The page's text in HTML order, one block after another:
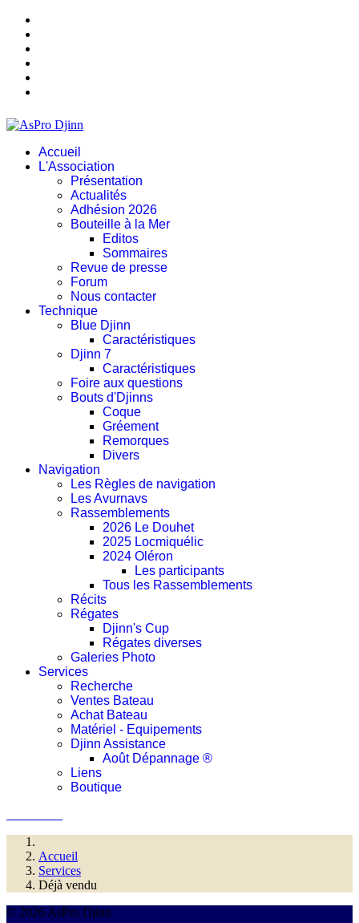
Accueil
L'Association
Présentation
Actualités
Adhésion 2026
Bouteille à la Mer
Editos
Sommaires
Revue de presse
Forum
Nous contacter
Technique
Blue Djinn
Caractéristiques
Djinn 7
Caractéristiques
Foire aux questions
Bouts d'Djinns
Coque
Gréement
Remorques
Divers
Navigation
Les Règles de navigation
Les Avurnavs
Rassemblements
2026 Le Douhet
2025 Locmiquélic
2024 Oléron
Les participants
Tous les Rassemblements
Récits
Régates
Djinn's Cup
Régates diverses
Galeries Photo
Services
Recherche
Ventes Bateau
Achat Bateau
Matériel - Equipements
Djinn Assistance
Août Dépannage ®
Liens
Boutique
Accueil
Services
Déjà vendu
© 2026 AsPro Djinn